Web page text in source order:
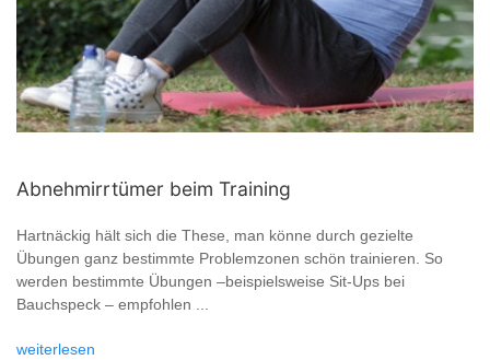
Abnehmirrtümer beim Training
Hartnäckig hält sich die These, man könne durch gezielte
Übungen ganz bestimmte Problemzonen schön trainieren. So
werden bestimmte Übungen –beispielsweise Sit-Ups bei
Bauchspeck – empfohlen ...
weiterlesen